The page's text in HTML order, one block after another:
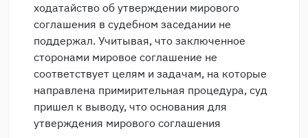
ходатайство об утверждении мирового
соглашения в судебном заседании не
поддержал. Учитывая, что заключенное
сторонами мировое соглашение не
соответствует целям и задачам, на которые
направлена примирительная процедура, суд
пришел к выводу, что основания для
утверждения мирового соглашения